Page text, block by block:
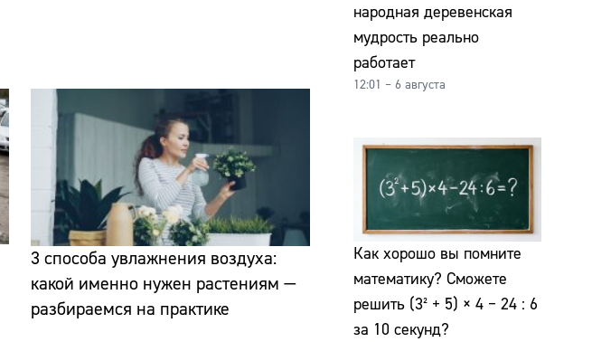
3 способа увлажнения воздуха:
какой именно нужен растениям —
разбираемся на практике
народная деревенская
мудрость реально
работает
12:01 – 6 августа
Как хорошо вы помните
математику? Сможете
решить (3² + 5) × 4 − 24 : 6
за 10 секунд?